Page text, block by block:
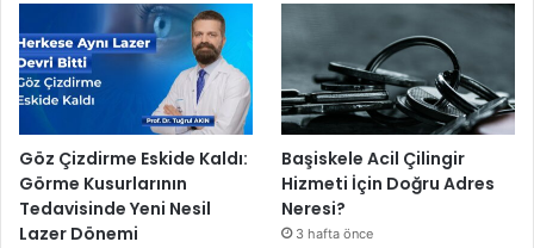
Göz Çizdirme Eskide Kaldı:
Görme Kusurlarının
Tedavisinde Yeni Nesil
Lazer Dönemi
Başiskele Acil Çilingir
Hizmeti İçin Doğru Adres
Neresi?
3 hafta önce